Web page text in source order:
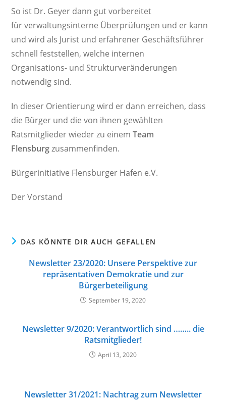
So ist Dr. Geyer dann gut vorbereitet
für verwaltungsinterne Überprüfungen und er kann
und wird als Jurist und erfahrener Geschäftsführer
schnell feststellen, welche internen
Organisations- und Strukturveränderungen
notwendig sind.
In dieser Orientierung wird er dann erreichen, dass
die Bürger und die von ihnen gewählten
Ratsmitglieder wieder zu einemTeam
Flensburgzusammenfinden.
Bürgerinitiative Flensburger Hafen e.V.
Der Vorstand
DAS KÖNNTE DIR AUCH GEFALLEN
Newsletter 23/2020: Unsere Perspektive zur
repräsentativen Demokratie und zur
Bürgerbeteiligung
September 19, 2020
Newsletter 9/2020: Verantwortlich sind …….. die
Ratsmitglieder!
April 13, 2020
Newsletter 31/2021: Nachtrag zum Newsletter